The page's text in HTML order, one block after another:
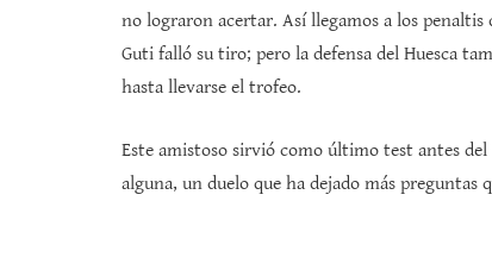
no lograron acertar. Así llegamos a los
Guti falló su tiro; pero la defensa del Huesca
hasta llevarse el trofeo.
Este amistoso sirvió como último test antes
alguna, un duelo que ha dejado más preguntas